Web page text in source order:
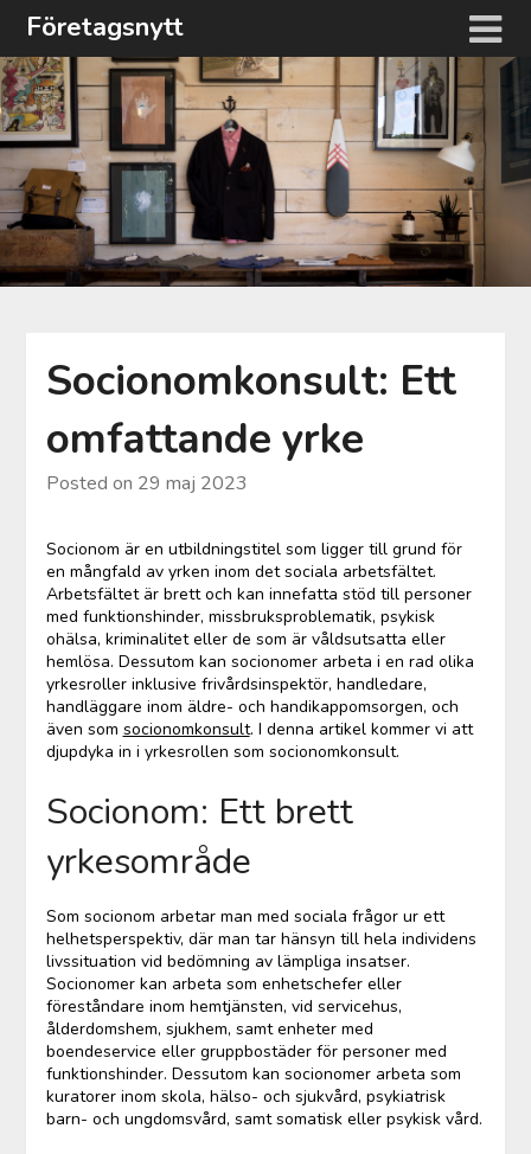
Hoppa
innehåll
Företagsnytt
Socionomkonsult: Ett
omfattande yrke
Posted on 29 maj 2023
Socionom är en utbildningstitel som ligger till grund för
en mångfald av yrken inom det sociala arbetsfältet.
Arbetsfältet är brett och kan innefatta stöd till personer
med funktionshinder, missbruksproblematik, psykisk
ohälsa, kriminalitet eller de som är våldsutsatta eller
hemlösa. Dessutom kan socionomer arbeta i en rad olika
yrkesroller inklusive frivårdsinspektör, handledare,
handläggare inom äldre- och handikappomsorgen, och
även som socionomkonsult. I denna artikel kommer vi att
djupdyka in i yrkesrollen som socionomkonsult.
Socionom: Ett brett
yrkesområde
Som socionom arbetar man med sociala frågor ur ett
helhetsperspektiv, där man tar hänsyn till hela individens
livssituation vid bedömning av lämpliga insatser.
Socionomer kan arbeta som enhetschefer eller
föreståndare inom hemtjänsten, vid servicehus,
ålderdomshem, sjukhem, samt enheter med
boendeservice eller gruppbostäder för personer med
funktionshinder. Dessutom kan socionomer arbeta som
kuratorer inom skola, hälso- och sjukvård, psykiatrisk
barn- och ungdomsvård, samt somatisk eller psykisk vård.